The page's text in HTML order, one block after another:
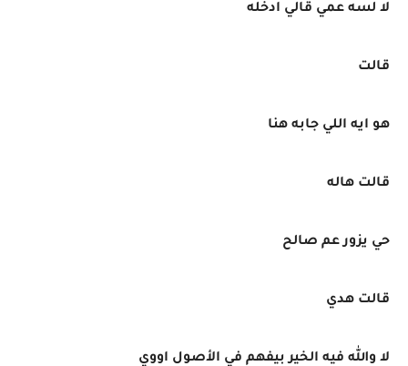
لا لسه عمي قالي ادخله
قالت
هو ايه اللي جابه هنا
قالت هاله
حي يزور عم صالح
قالت هدي
لا والله فيه الخير بيفهم في الأصول اووي